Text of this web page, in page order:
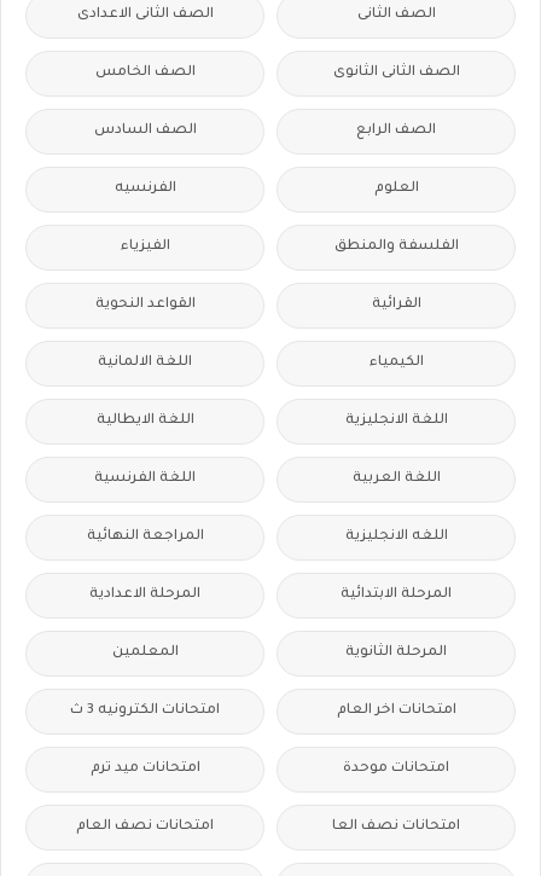
الصف الثانى الصف الثانى الاعدادى
الصف الثانى الثانوى الصف الخامس
الصف الرابع الصف السادس
العلوم الفرنسيه
الفلسفة والمنطق الفيزياء
القرائية القواعد النحوية
الكيمياء اللغة الالمانية
اللغة الانجليزية اللغة الايطالية
اللغة العربية اللغة الفرنسية
اللغه الانجليزية المراجعة النهائية
المرحلة الابتدائية المرحلة الاعدادية
المرحلة الثانوية المعلمين
امتحانات اخر العام امتحانات الكترونيه 3 ث
امتحانات موحدة امتحانات ميد ترم
امتحانات نصف العا امتحانات نصف العام